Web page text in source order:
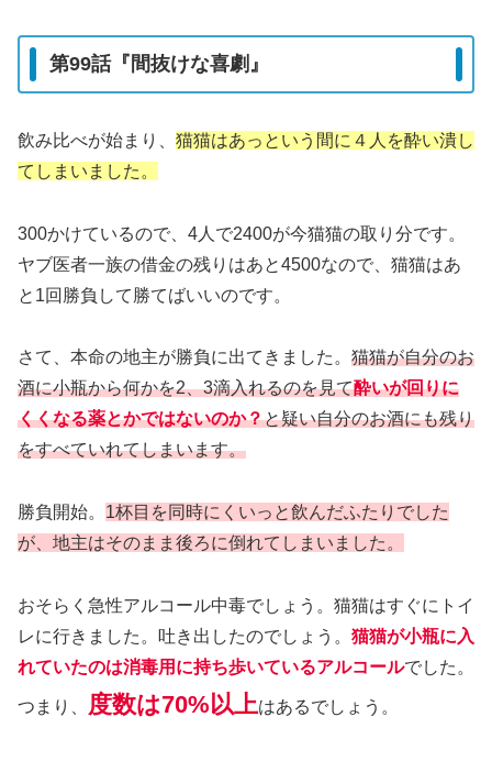
第99話『間抜けな喜劇』
飲み比べが始まり、 猫猫はあっという間に４人を酔い潰し
てしまいました。
300かけているので、4人で2400が今猫猫の取り分です。
ヤブ医者一族の借金の残りはあと4500なので、猫猫はあ
と1回勝負して勝てばいいのです。
さて、本命の地主が勝負に出てきました。 猫猫が自分のお
酒に小瓶から何かを2、3滴入れるのを見て酔いが回りに
くくなる薬とかではないのか？と疑い自分のお酒にも残り
をすべていれてしまいます。
勝負開始。 1杯目を同時にくいっと飲んだふたりでした
が、地主はそのまま後ろに倒れてしまいました。
おそらく急性アルコール中毒でしょう。猫猫はすぐにトイ
レに行きました。吐き出したのでしょう。 猫猫が小瓶に入
れていたのは消毒用に持ち歩いているアルコールでした。
つまり、 度数は70%以上はあるでしょう。